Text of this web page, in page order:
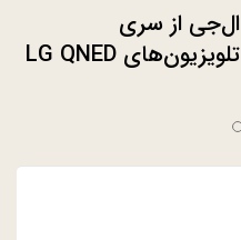
ال‌جی از سری
تلویزیون‌های LG QNED